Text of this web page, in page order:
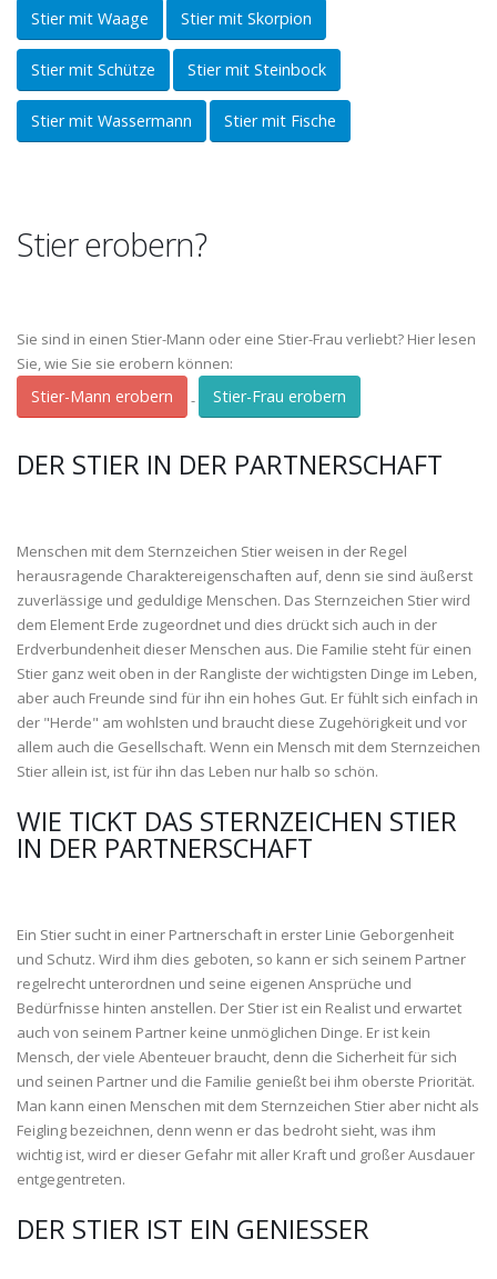
Stier mit Waage Stier mit Skorpion
Stier mit Schütze Stier mit Steinbock
Stier mit Wassermann Stier mit Fische
Stier erobern?
Sie sind in einen Stier-Mann oder eine Stier-Frau verliebt? Hier lesen
Sie, wie Sie sie erobern können:
Stier-Mann erobern - Stier-Frau erobern
DER STIER IN DER PARTNERSCHAFT
Menschen mit dem Sternzeichen Stier weisen in der Regel
herausragende Charaktereigenschaften auf, denn sie sind äußerst
zuverlässige und geduldige Menschen. Das Sternzeichen Stier wird
dem Element Erde zugeordnet und dies drückt sich auch in der
Erdverbundenheit dieser Menschen aus. Die Familie steht für einen
Stier ganz weit oben in der Rangliste der wichtigsten Dinge im Leben,
aber auch Freunde sind für ihn ein hohes Gut. Er fühlt sich einfach in
der "Herde" am wohlsten und braucht diese Zugehörigkeit und vor
allem auch die Gesellschaft. Wenn ein Mensch mit dem Sternzeichen
Stier allein ist, ist für ihn das Leben nur halb so schön.
WIE TICKT DAS STERNZEICHEN STIER
IN DER PARTNERSCHAFT
Ein Stier sucht in einer Partnerschaft in erster Linie Geborgenheit
und Schutz. Wird ihm dies geboten, so kann er sich seinem Partner
regelrecht unterordnen und seine eigenen Ansprüche und
Bedürfnisse hinten anstellen. Der Stier ist ein Realist und erwartet
auch von seinem Partner keine unmöglichen Dinge. Er ist kein
Mensch, der viele Abenteuer braucht, denn die Sicherheit für sich
und seinen Partner und die Familie genießt bei ihm oberste Priorität.
Man kann einen Menschen mit dem Sternzeichen Stier aber nicht als
Feigling bezeichnen, denn wenn er das bedroht sieht, was ihm
wichtig ist, wird er dieser Gefahr mit aller Kraft und großer Ausdauer
entgegentreten.
DER STIER IST EIN GENIESSER